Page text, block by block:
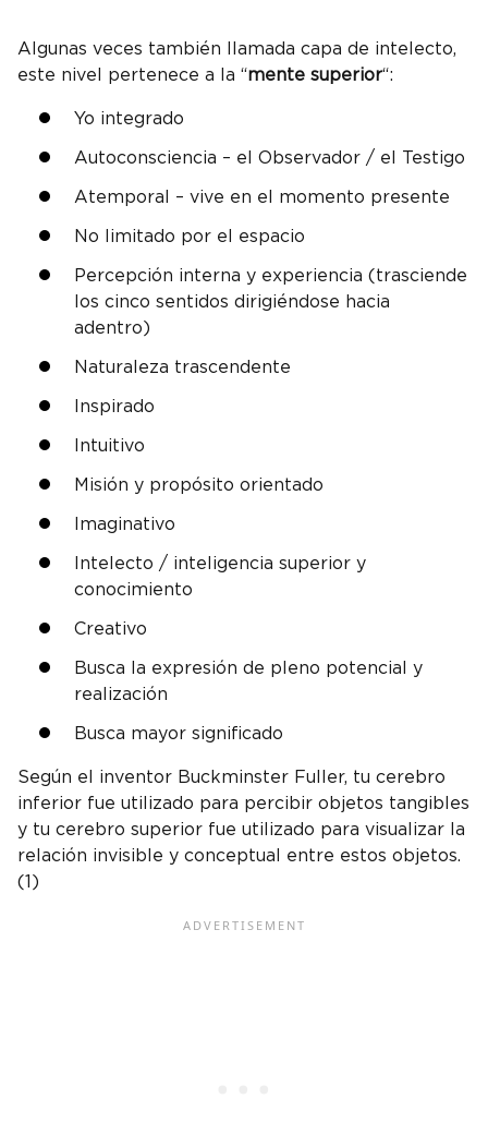
Algunas veces también llamada capa de intelecto,
este nivel pertenece a la “mente superior“:
Yo integrado
Autoconsciencia – el Observador / el Testigo
Atemporal – vive en el momento presente
No limitado por el espacio
Percepción interna y experiencia (trasciende
los cinco sentidos dirigiéndose hacia
adentro)
Naturaleza trascendente
Inspirado
Intuitivo
Misión y propósito orientado
Imaginativo
Intelecto / inteligencia superior y
conocimiento
Creativo
Busca la expresión de pleno potencial y
realización
Busca mayor significado
Según el inventor Buckminster Fuller, tu cerebro
inferior fue utilizado para percibir objetos tangibles
y tu cerebro superior fue utilizado para visualizar la
relación invisible y conceptual entre estos objetos.
(1)